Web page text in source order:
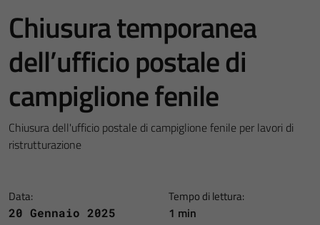
Chiusura temporanea
dell’ufficio postale di
campiglione fenile
Chiusura dell'ufficio postale di campiglione fenile per lavori di
ristrutturazione
Data:
20 Gennaio 2025
Tempo di lettura:
1 min